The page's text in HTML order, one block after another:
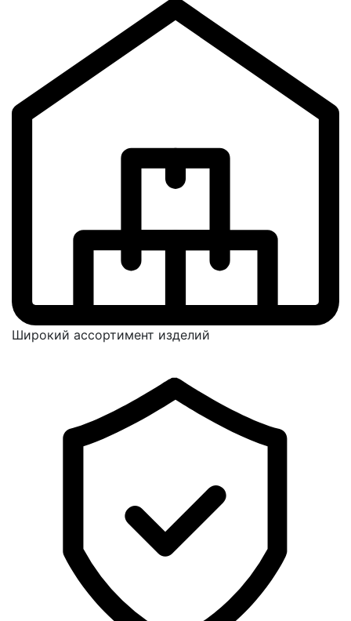
Широкий ассортимент изделий